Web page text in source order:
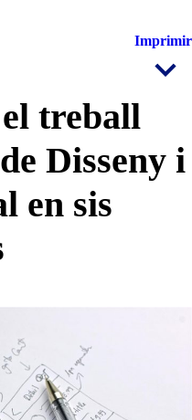
Imprimir
treball
Disseny i
en sis